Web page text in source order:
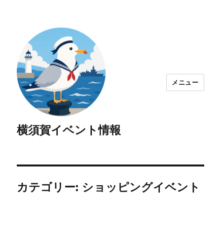
横須賀イベント情報
メニュー
カテゴリー: ショッピングイベント